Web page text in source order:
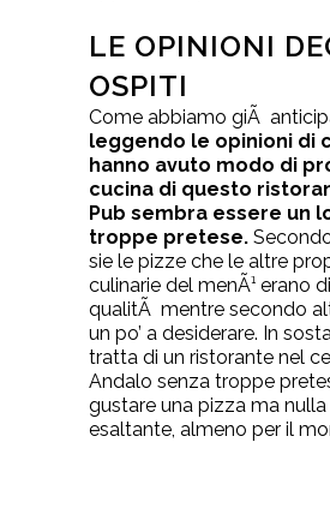
LE OPINIONI
OSPITI
Come abbiamo giÃ
leggendo le opinioni di
hanno avuto modo di
cucina di questo
Pub sembra essere un
troppe pretese.
sie le pizze che le altre
culinarie del menÃ¹ erano
qualitÃ mentre secondo
un po’ a desiderare. In
tratta di un ristorante nel
Andalo senza troppe
gustare una pizza ma nulla
esaltante, almeno per il